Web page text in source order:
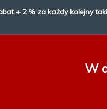
+ 2 % za każdy kolejny
W